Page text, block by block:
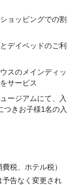
ョッピングでの割
デイベッドのご利
スのメインディッ
サービス
ージアムにて、入
つきお子様1名の入
税、ホテル税）
告なく変更され